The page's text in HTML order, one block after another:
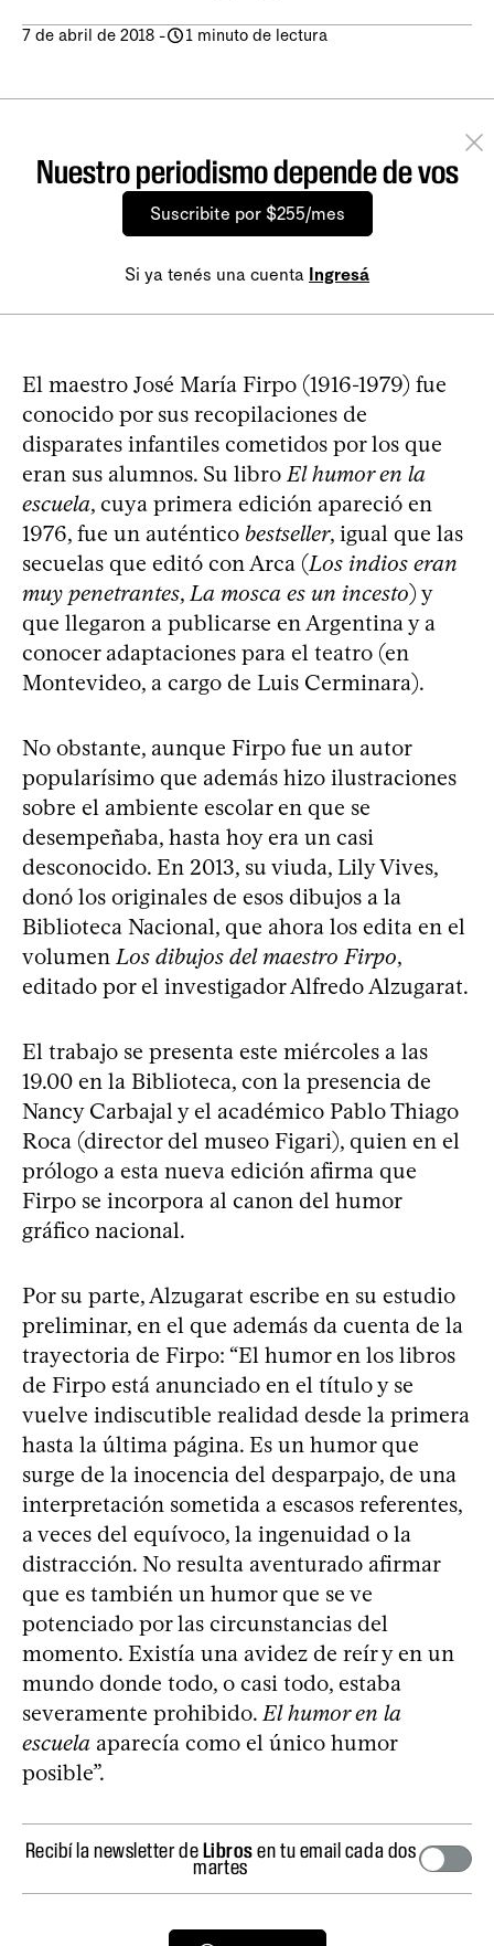
7 de abril de 2018 - 1 minuto de lectura
Nuestro periodismo depende de vos
Suscribite por $255/mes
Si ya tenés una cuenta Ingresá
El maestro José María Firpo (1916-1979) fue
conocido por sus recopilaciones de
disparates infantiles cometidos por los que
eran sus alumnos. Su libroEl humor en la
escuela, cuya primera edición apareció en
1976, fue un auténtico bestseller, igual que las
secuelas que editó con Arca (Los indios eran
muy penetrantes,La mosca es un incesto) y
que llegaron a publicarse en Argentina y a
conocer adaptaciones para el teatro (en
Montevideo, a cargo de Luis Cerminara).
No obstante, aunque Firpo fue un autor
popularísimo que además hizo ilustraciones
sobre el ambiente escolar en que se
desempeñaba, hasta hoy era un casi
desconocido. En 2013, su viuda, Lily Vives,
donó los originales de esos dibujos a la
Biblioteca Nacional, que ahora los edita en el
volumenLos dibujos del maestro Firpo,
editado por el investigador Alfredo Alzugarat.
El trabajo se presenta este miércoles a las
19.00 en la Biblioteca, con la presencia de
Nancy Carbajal y el académico Pablo Thiago
Roca (director del museo Figari), quien en el
prólogo a esta nueva edición afirma que
Firpo se incorpora al canon del humor
gráfico nacional.
Por su parte, Alzugarat escribe en su estudio
preliminar, en el que además da cuenta de la
trayectoria de Firpo: “El humor en los libros
de Firpo está anunciado en el título y se
vuelve indiscutible realidad desde la primera
hasta la última página. Es un humor que
surge de la inocencia del desparpajo, de una
interpretación sometida a escasos referentes,
a veces del equívoco, la ingenuidad o la
distracción. No resulta aventurado afirmar
que es también un humor que se ve
potenciado por las circunstancias del
momento. Existía una avidez de reír y en un
mundo donde todo, o casi todo, estaba
severamente prohibido.El humor en la
escuela aparecía como el único humor
posible”.
Recibí la newsletter deLibrosen tu email cada dos
martes